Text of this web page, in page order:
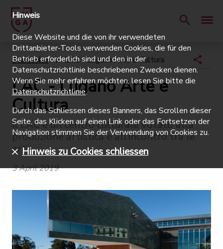
Startseite LAC - Lugano Arte e Cultura
LAC - Lugano Arte e
Cultura
Il LAC è un centro culturale votato alla
produzione artistica e all’incontro tra le
arti
3 April 2019
Hinweis
Diese Website und die von ihr verwendeten
Drittanbieter-Tools verwenden Cookies, die für den
Betrieb erforderlich sind und den in der
Datenschutzrichtlinie beschriebenen Zwecken dienen.
Wenn Sie mehr erfahren möchten, lesen Sie bitte die
Datenschutzrichtlinie.
Durch das Schliessen dieses Banners, das Scrollen dieser
Seite, das Klicken auf einen Link oder das Fortsetzen der
Navigation stimmen Sie der Verwendung von Cookies zu.
Hinweis zu Cookies schliessen